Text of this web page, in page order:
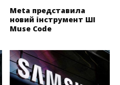
Meta представила
новий інструмент ШІ
Muse Code